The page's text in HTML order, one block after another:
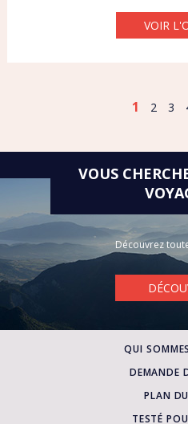
VOIR
1 2 3
VOUS
Découvrez
QUI
DEMANDE
PLAN
TESTÉ